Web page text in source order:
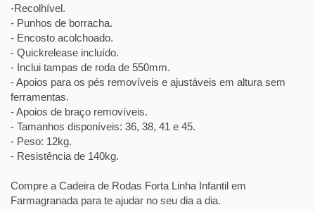
-Recolhível.
- Punhos de borracha.
- Encosto acolchoado.
- Quickrelease incluído.
- Inclui tampas de roda de 550mm.
- Apoios para os pés removíveis e ajustáveis em altura sem
ferramentas.
- Apoios de braço removíveis.
- Tamanhos disponíveis: 36, 38, 41 e 45.
- Peso: 12kg.
- Resistência de 140kg.
Compre a Cadeira de Rodas Forta Linha Infantil em
Farmagranada para te ajudar no seu dia a dia.